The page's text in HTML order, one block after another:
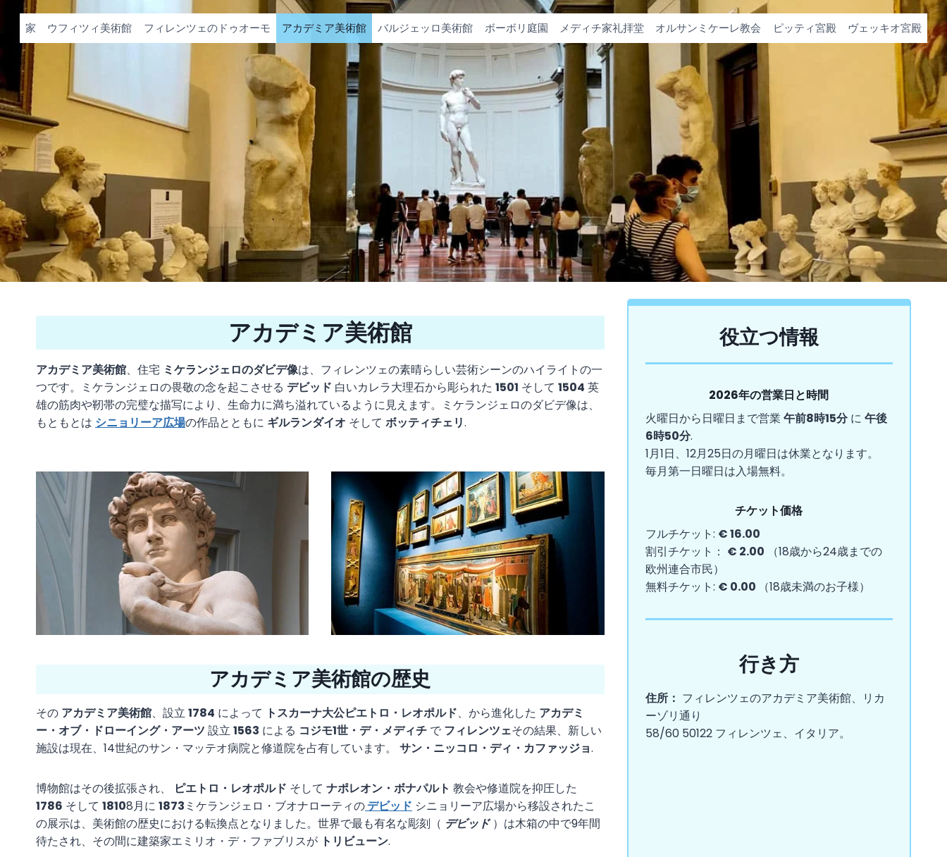
キ
ッ
プ
家 ウフィツィ美術館 フィレンツェのドゥオーモ アカデミア美術館 バルジェッロ美術館 ボーボリ庭園 メディチ家礼拝堂 オルサンミケーレ教会 ピッティ宮殿 ヴェッキオ宮殿
アカデミア美術館
アカデミア美術館、住宅 ミケランジェロのダビデ像は、フィレンツェの素晴らしい芸術シーンのハイライトの一
つです。ミケランジェロの畏敬の念を起こさせる デビッド 白いカレラ大理石から彫られた 1501 そして 1504 英
雄の筋肉や靭帯の完璧な描写により、生命力に満ち溢れているように見えます。ミケランジェロのダビデ像は、
もともとは シニョリーア広場の作品とともに ギルランダイオ そして ボッティチェリ.
アカデミア美術館の歴史
その アカデミア美術館、設立1784 によって トスカーナ大公ピエトロ・レオポルド、から進化した アカデミ
ー・オブ・ドローイング・アーツ 設立1563 による コジモ1世・デ・メディチ で フィレンツェその結果、新しい
施設は現在、14世紀のサン・マッテオ病院と修道院を占有しています。 サン・ニッコロ・ディ・カファッジョ.
博物館はその後拡張され、 ピエトロ・レオポルド そして ナポレオン・ボナパルト 教会や修道院を抑圧した
1786 そして 18108月に 1873 ミケランジェロ・ブオナローティのデビッド シニョリーア広場から移設されたこ
の展示は、美術館の歴史における転換点となりました。世界で最も有名な彫刻（ デビッド）は木箱の中で9年間
待たされ、その間に建築家エミリオ・デ・ファブリスが トリビューン.
役立つ情報
2026年の営業日と時間
火曜日から日曜日まで営業 午前8時15分に 午後
6時50分.
1月1日、12月25日の月曜日は休業となります。
毎月第一日曜日は入場無料。
チケット価格
フルチケット: € 16.00
割引チケット： € 2.00 （18歳から24歳までの
欧州連合市民）
無料チケット: € 0.00 （18歳未満のお子様）
行き方
住所： フィレンツェのアカデミア美術館、リカ
ーゾリ通り
58/60 50122 フィレンツェ、イタリア。